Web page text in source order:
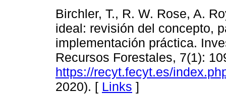
Birchler, T., R. W. Rose, A.
ideal: revisión del concepto,
implementación práctica.
Recursos Forestales, 7(1):
https://recyt.fecyt.es/
2020). [ Links ]